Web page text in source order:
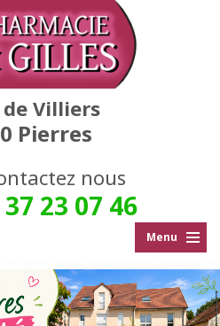
de Villiers
Pierres
nous
23 07 46
Menu